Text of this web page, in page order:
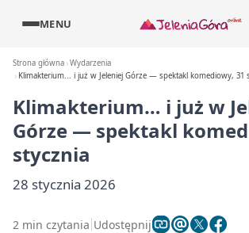
MENU
Strona główna Wydarzenia
Klimakterium... i już w Jeleniej Górze — spektakl komediowy, 31
Klimakterium… i już w
Górze — spektakl
stycznia
28 stycznia 2026
2 min czytania Udostępnij